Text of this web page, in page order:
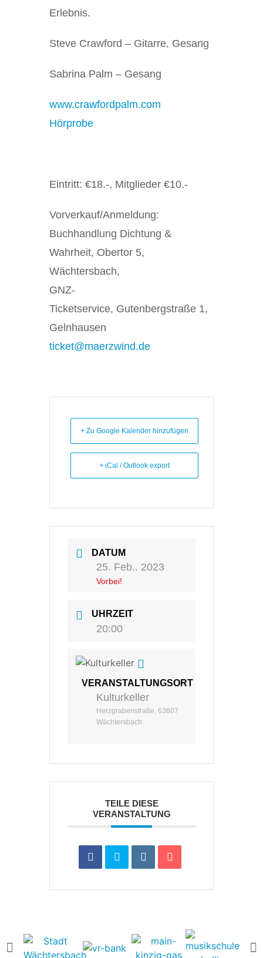
Erlebnis.
Steve Crawford – Gitarre, Gesang
Sabrina Palm – Gesang
www.crawfordpalm.com
Hörprobe
Eintritt: €18.-, Mitglieder €10.-
Vorverkauf/Anmeldung:
Buchhandlung Dichtung &
Wahrheit, Obertor 5,
Wächtersbach,
GNZ-
Ticketservice, Gutenbergstraße 1,
Gelnhausen
ticket@maerzwind.de
+ Zu Google Kalender hinzufügen
+ iCal / Outlook export
DATUM
25. Feb.. 2023
Vorbei!
UHRZEIT
20:00
VERANSTALTUNGSORT
Kulturkeller
Herzgrabenstraße, 63607
Wächtersbach
TEILE DIESE
VERANSTALTUNG